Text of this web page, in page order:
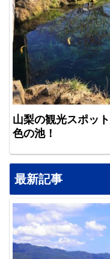
山梨の観光スポッ
色の池！
最新記事